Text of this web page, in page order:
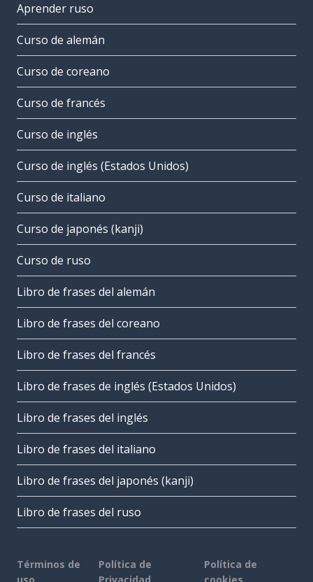
Aprender ruso
Curso de alemán
Curso de coreano
Curso de francés
Curso de inglés
Curso de inglés (Estados Unidos)
Curso de italiano
Curso de japonés (kanji)
Curso de ruso
Libro de frases del alemán
Libro de frases del coreano
Libro de frases del francés
Libro de frases de inglés (Estados Unidos)
Libro de frases del inglés
Libro de frases del italiano
Libro de frases del japonés (kanji)
Libro de frases del ruso
Términos de
Política de
Política de